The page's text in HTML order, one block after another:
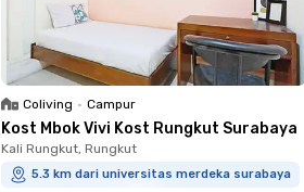
Coliving • Campur
Kost Mbok Vivi Kost Rungkut Surabaya
Kali Rungkut, Rungkut
5.3 km dari universitas merdeka surabaya